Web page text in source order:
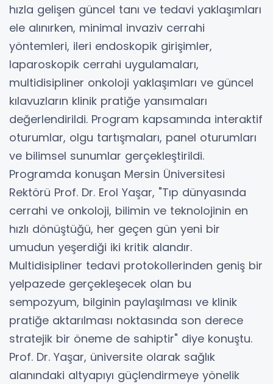
hızla gelişen güncel tanı ve tedavi yaklaşımları
ele alınırken, minimal invaziv cerrahi
yöntemleri, ileri endoskopik girişimler,
laparoskopik cerrahi uygulamaları,
multidisipliner onkoloji yaklaşımları ve güncel
kılavuzların klinik pratiğe yansımaları
değerlendirildi. Program kapsamında interaktif
oturumlar, olgu tartışmaları, panel oturumları
ve bilimsel sunumlar gerçekleştirildi.
Programda konuşan Mersin Üniversitesi
Rektörü Prof. Dr. Erol Yaşar, "Tıp dünyasında
cerrahi ve onkoloji, bilimin ve teknolojinin en
hızlı dönüştüğü, her geçen gün yeni bir
umudun yeşerdiği iki kritik alandır.
Multidisipliner tedavi protokollerinden geniş bir
yelpazede gerçekleşecek olan bu
sempozyum, bilginin paylaşılması ve klinik
pratiğe aktarılması noktasında son derece
stratejik bir öneme de sahiptir" diye konuştu.
Prof. Dr. Yaşar, üniversite olarak sağlık
alanındaki altyapıyı güçlendirmeye yönelik